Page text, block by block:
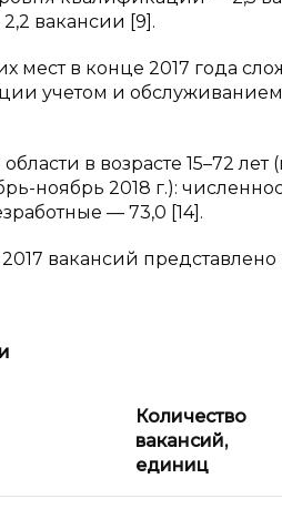
вакансии [9].
мест в конце 2017 года
учетом и
в возрасте 15–72
ноябрь 2018 г.):
— 73,0 [14].
вакансий представлено
Количество
вакансий,
единиц